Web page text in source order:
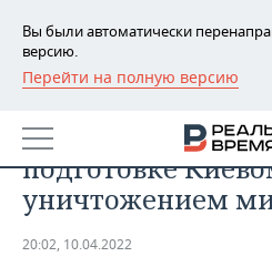
Вы были автоматически
версию.
Перейти на полную версию
РЕГИОНЫ
БАШКОРТОСТАН
ТАТАРСТАН
НОВОСТИ
АНАЛИТИКА
В Минобороны
подготовке
уничтожением
20:02, 10.04.2022